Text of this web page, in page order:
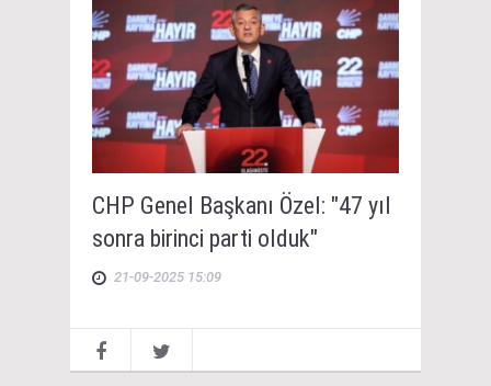
CHP Genel Başkanı Özel: "47 yıl
sonra birinci parti olduk"
21-09-2025 15:09